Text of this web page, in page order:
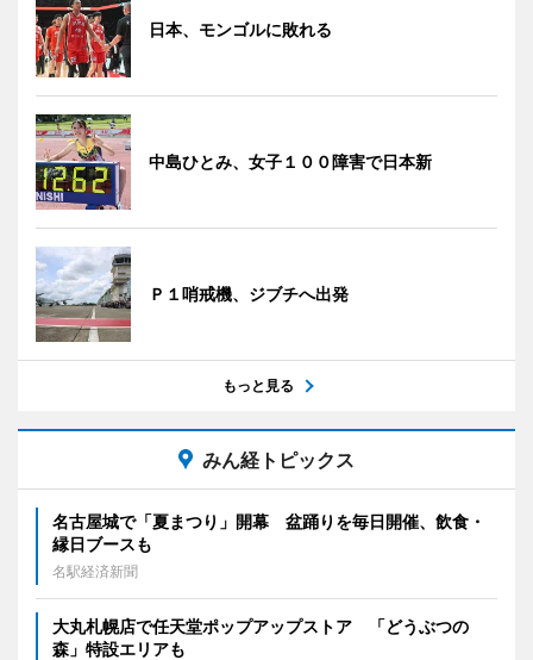
日本、モンゴルに敗れる
中島ひとみ、女子１００障害で日本新
Ｐ１哨戒機、ジブチへ出発
もっと見る
みん経トピックス
名古屋城で「夏まつり」開幕 盆踊りを毎日開催、飲食・
縁日ブースも
名駅経済新聞
大丸札幌店で任天堂ポップアップストア 「どうぶつの
森」特設エリアも